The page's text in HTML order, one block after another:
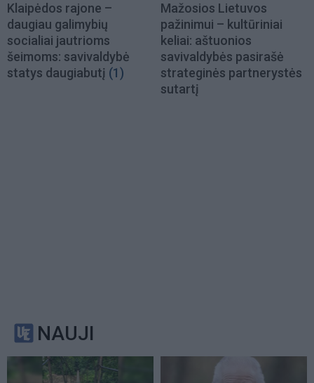
Klaipėdos rajone –
daugiau galimybių
socialiai jautrioms
šeimoms: savivaldybė
statys daugiabutį (1)
Mažosios Lietuvos
pažinimui – kultūriniai
keliai: aštuonios
savivaldybės pasirašė
strateginės partnerystės
sutartį
NAUJI